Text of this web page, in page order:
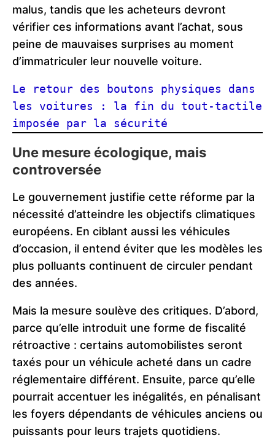
malus, tandis que les acheteurs devront
vérifier ces informations avant l’achat, sous
peine de mauvaises surprises au moment
d’immatriculer leur nouvelle voiture.
Le retour des boutons physiques dans
les voitures : la fin du tout-tactile
imposée par la sécurité
Une mesure écologique, mais
controversée
Le gouvernement justifie cette réforme par la
nécessité d’atteindre les objectifs climatiques
européens. En ciblant aussi les véhicules
d’occasion, il entend éviter que les modèles les
plus polluants continuent de circuler pendant
des années.
Mais la mesure soulève des critiques. D’abord,
parce qu’elle introduit une forme de fiscalité
rétroactive : certains automobilistes seront
taxés pour un véhicule acheté dans un cadre
réglementaire différent. Ensuite, parce qu’elle
pourrait accentuer les inégalités, en pénalisant
les foyers dépendants de véhicules anciens ou
puissants pour leurs trajets quotidiens.